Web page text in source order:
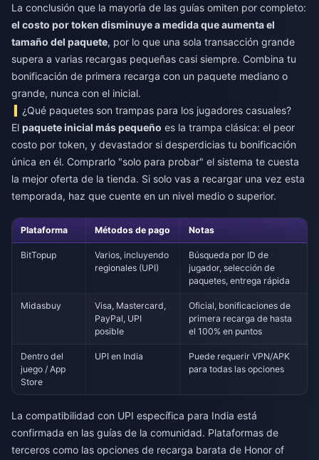
La conclusión que la mayoría de las guías omiten por completo:
el costo por token disminuye a medida que aumenta el
tamaño del paquete, por lo que una sola transacción grande
supera a varias recargas pequeñas casi siempre. Combina tu
bonificación de primera recarga con un paquete mediano o
grande, nunca con el inicial.
¿Qué paquetes son trampas para los jugadores casuales?
El paquete inicial más pequeño es la trampa clásica: el peor
costo por token, y devastador si desperdicias tu bonificación
única en él. Comprarlo "solo para probar" el sistema te cuesta
la mejor oferta de la tienda. Si solo vas a recargar una vez esta
temporada, haz que cuente en un nivel medio o superior.
Plataforma Métodos de pago Notas
BitTopup
Varios, incluyendo
regionales (UPI)
Búsqueda por ID de
jugador, selección de
paquetes, entrega rápida
Midasbuy
Visa, Mastercard,
PayPal, UPI
posible
Oficial, bonificaciones de
primera recarga de hasta
el 100% en puntos
Dentro del
juego / App
Store
UPI en India
Puede requerir VPN/APK
para todas las opciones
La compatibilidad con UPI específica para India está
confirmada en las guías de la comunidad. Plataformas de
terceros como las opciones de recarga barata de Honor of